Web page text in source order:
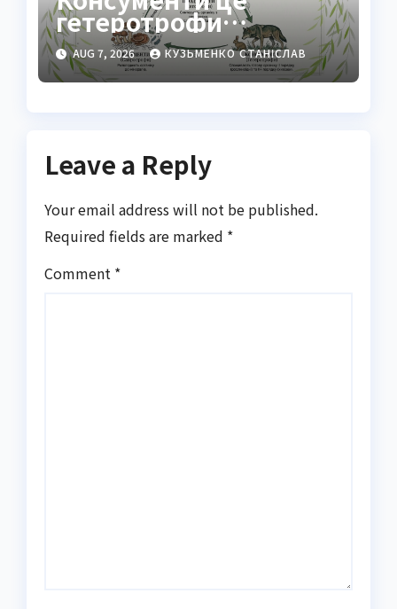
гетеротрофи
екосистеми
AUG 7, 2026 КУЗЬМЕНКО СТАНІСЛАВ
Leave a Reply
Your email address will not be published.
Required fields are marked *
Comment *